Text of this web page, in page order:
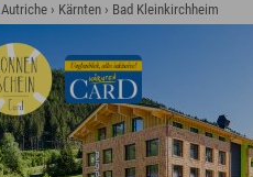
Autriche › Kärnten › Bad Kleinkirchheim